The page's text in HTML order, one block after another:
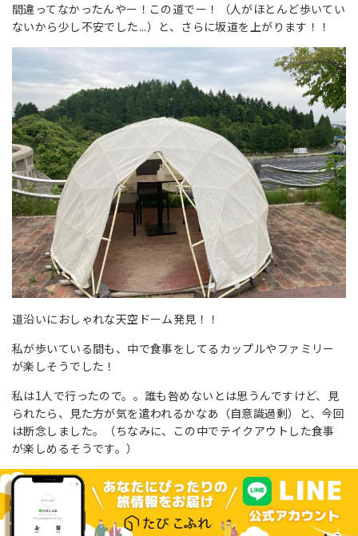
間違ってなかったんやー！この道でー！（人がほとんど歩いてい
ないから少し不安でした...）と、さらに坂道を上がります！！
道沿いにおしゃれな天空ドーム発見！！
私が歩いている間も、中で食事をしてるカップルやファミリー
が楽しそうでした！
私は1人で行ったので。。誰も咎めないとは思うんですけど、見
られたら、見た方が気を遣われるかなあ（自意識過剰）と、今回
は断念しました。（ちなみに、この中でテイクアウトした食事
が楽しめるそうです。）